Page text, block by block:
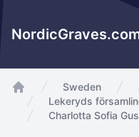
app.Start
Sweden
Lekeryds
Charlotta Sofia